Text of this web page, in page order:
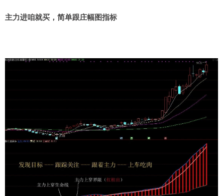
主力进咱就买，简单跟庄幅图指标